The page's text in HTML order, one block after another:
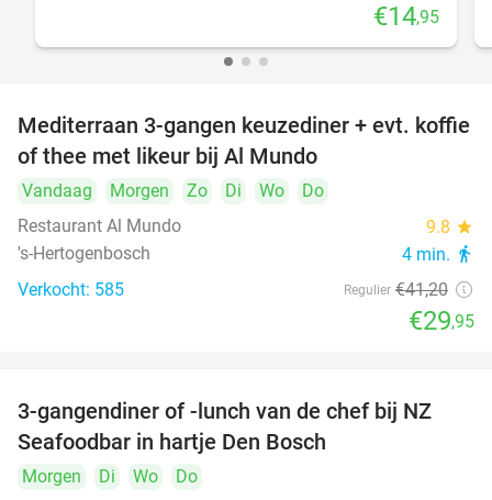
€14,95
27%
Mediterraan 3-gangen keuzediner + evt. koffie
of thee met likeur bij Al Mundo
Vandaag Morgen Zo Di Wo
Do
Restaurant Al Mundo
9.8 star
's-Hertogenbosch 4 min. directions_walk
Verkocht: 585 Regulier €41,20
€29,95
46%
3-gangendiner of -lunch van de chef bij NZ
Seafoodbar in hartje Den Bosch
Morgen Di Wo
Do